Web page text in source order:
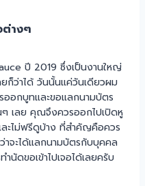
ต่างๆ
ปี 2019 ซึ่งเป็นงานใหญ่
ก็ว่าได้ วันนั้นแค่วันเดียวผม
ออกบูทและขอแลกนามบัตร
ๆ เลย คุณจึงควรออกไปเปิดหู
ะไม่ฟรีดูบ้าง ที่สำคัญคือควร
าจะได้แลกนามบัตรกับบุคคล
นัดขอเข้าไปเจอได้เลยครับ